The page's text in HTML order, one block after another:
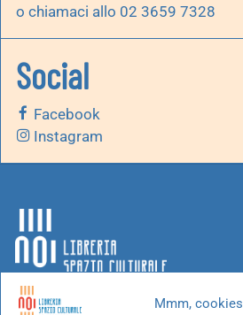
Mmm, cookies
o chiamaci allo 02 3659 7328
Social
Facebook
Instagram